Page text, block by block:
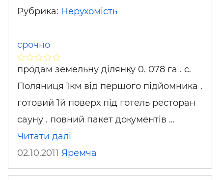
Рубрика: Нерухомість
срочно
продам земельну ділянку 0. 078 га . с.
Поляниця 1км від першого підйомника .
готовий 1й поверх під готель ресторан
сауну . повний пакет документів …
Читати далі
02.10.2011 Яремча